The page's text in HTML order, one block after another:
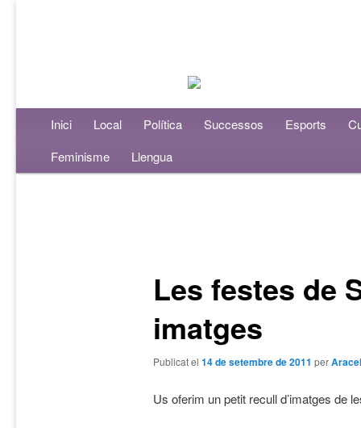
Menú principalAneu al contingut principal
Aneu al contingut secundari
Inici Local Política Successos Esports
Feminisme
Llengua
Les festes de
imatges
Publicat el 14 de setembre de 2011 per
Us oferim un petit recull d’imatges de